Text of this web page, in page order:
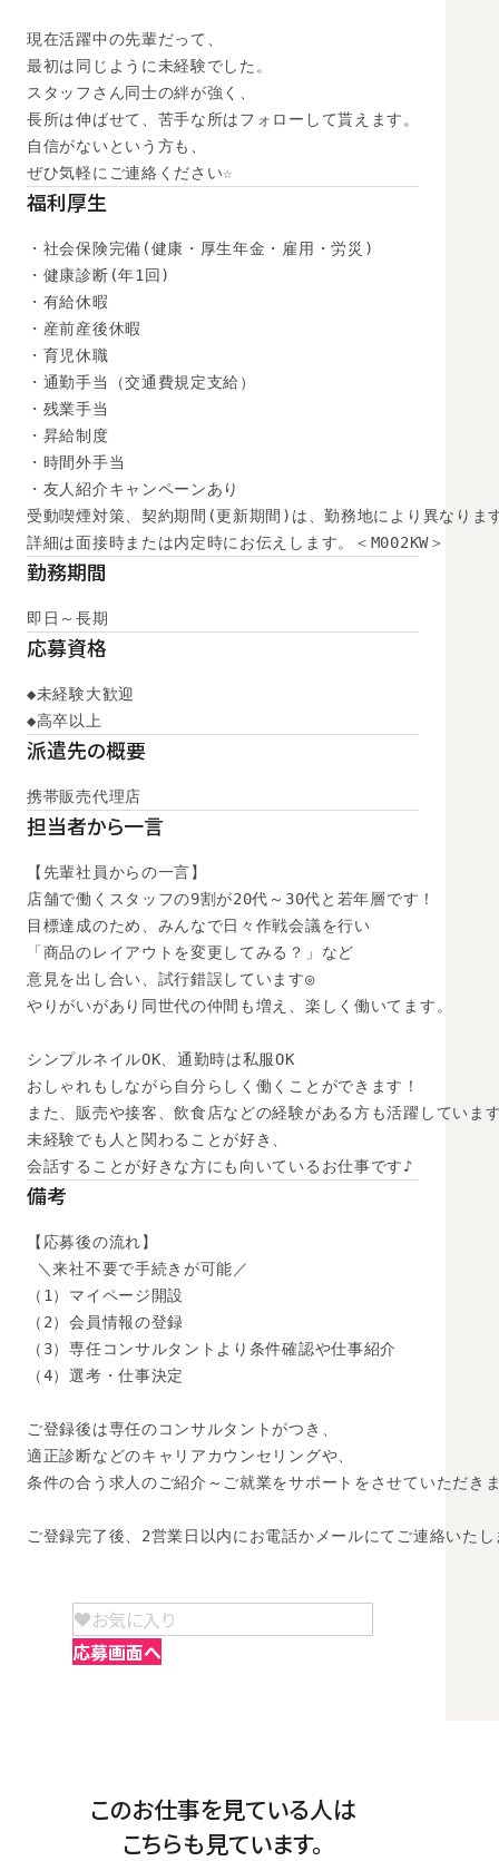
現在活躍中の先輩だって、
最初は同じように未経験でした。
スタッフさん同士の絆が強く、
長所は伸ばせて、苦手な所はフォローして貰えます。
自信がないという方も、
ぜひ気軽にご連絡ください☆
福利厚生
・社会保険完備(健康・厚生年金・雇用・労災)
・健康診断(年1回)
・有給休暇
・産前産後休暇
・育児休職
・通勤手当（交通費規定支給）
・残業手当
・昇給制度
・時間外手当
・友人紹介キャンペーンあり
受動喫煙対策、契約期間(更新期間)は、勤務地により異なりま
詳細は面接時または内定時にお伝えします。＜M002KW＞
勤務期間
即日～長期
応募資格
◆未経験大歓迎
◆高卒以上
派遣先の概要
携帯販売代理店
担当者から一言
【先輩社員からの一言】
店舗で働くスタッフの9割が20代～30代と若年層です！
目標達成のため、みんなで日々作戦会議を行い
「商品のレイアウトを変更してみる？」など
意見を出し合い、試行錯誤しています◎
やりがいがあり同世代の仲間も増え、楽しく働いてます。
シンプルネイルOK、通勤時は私服OK
おしゃれもしながら自分らしく働くことができます！
また、販売や接客、飲食店などの経験がある方も活躍していま
未経験でも人と関わることが好き、
会話することが好きな方にも向いているお仕事です♪
備考
【応募後の流れ】
＼来社不要で手続きが可能／
（1）マイページ開設
（2）会員情報の登録
（3）専任コンサルタントより条件確認や仕事紹介
（4）選考・仕事決定
ご登録後は専任のコンサルタントがつき、
適正診断などのキャリアカウンセリングや、
条件の合う求人のご紹介～ご就業をサポートをさせていただき
ご登録完了後、2営業日以内にお電話かメールにてご連絡いたし
お気に入り
応募画面へ
このお仕事を見ている人は
こちらも見ています。